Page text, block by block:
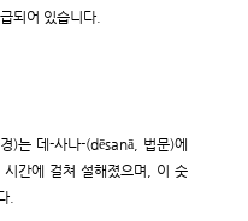
되어 있습니다.
는 데-사나-(dēsanā, 법문)에
간에 걸쳐 설해졌으며, 이 숫
.